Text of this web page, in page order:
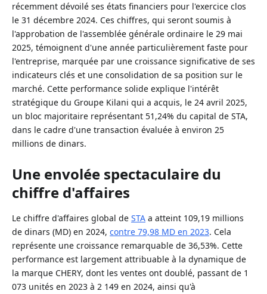
récemment dévoilé ses états financiers pour l'exercice clos
le 31 décembre 2024. Ces chiffres, qui seront soumis à
l'approbation de l'assemblée générale ordinaire le 29 mai
2025, témoignent d'une année particulièrement faste pour
l'entreprise, marquée par une croissance significative de ses
indicateurs clés et une consolidation de sa position sur le
marché. Cette performance solide explique l'intérêt
stratégique du Groupe Kilani qui a acquis, le 24 avril 2025,
un bloc majoritaire représentant 51,24% du capital de STA,
dans le cadre d'une transaction évaluée à environ 25
millions de dinars.
Une envolée spectaculaire du
chiffre d'affaires
Le chiffre d'affaires global de STA a atteint 109,19 millions
de dinars (MD) en 2024, contre 79,98 MD en 2023. Cela
représente une croissance remarquable de 36,53%. Cette
performance est largement attribuable à la dynamique de
la marque CHERY, dont les ventes ont doublé, passant de 1
073 unités en 2023 à 2 149 en 2024, ainsi qu'à